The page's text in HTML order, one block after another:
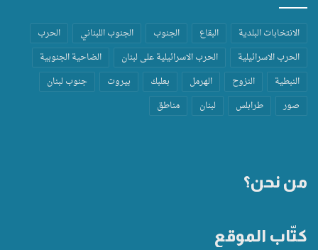
الانتخابات البلدية البقاع الجنوب الجنوب اللبناني
الحرب
الحرب الاسرائيلية
الحرب الاسرائيلية على لبنان
الضاحية الجنوبية
النبطية
النزوح الهرمل بعلبك بيروت
جنوب لبنان
صور
طرابلس لبنان مناطق
من نحن؟
كتّاب الموقع